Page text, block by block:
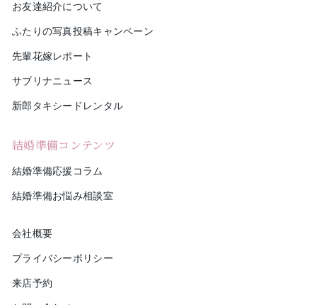
お友達紹介について
ふたりの写真投稿キャンペーン
先輩花嫁レポート
サブリナニュース
新郎タキシードレンタル
結婚準備コンテンツ
結婚準備応援コラム
結婚準備お悩み相談室
会社概要
プライバシーポリシー
来店予約